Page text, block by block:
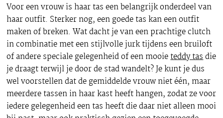
Voor een vrouw is haar tas een belangrijk onderdeel van
haar outfit. Sterker nog, een goede tas kan een outfit
maken of breken. Wat dacht je van een prachtige clutch
in combinatie met een stijlvolle jurk tijdens een bruiloft
of andere speciale gelegenheid of een mooieteddy tasdie
je draagt terwijl je door de stad wandelt? Je kunt je dus
wel voorstellen dat de gemiddelde vrouw niet één, maar
meerdere tassen in haar kast heeft hangen, zodat ze voor
iedere gelegenheid een tas heeft die daar niet alleen mooi